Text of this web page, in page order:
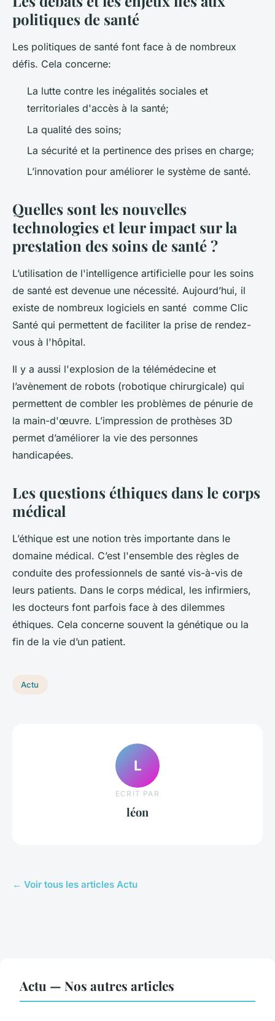
politiques de santé
Les politiques de santé font face à de nombreux
défis. Cela concerne:
La lutte contre les inégalités sociales et
territoriales d'accès à la santé;
La qualité des soins;
La sécurité et la pertinence des prises en charge;
L’innovation pour améliorer le système de santé.
Quelles sont les nouvelles
technologies et leur impact sur la
prestation des soins de santé ?
L’utilisation de l'intelligence artificielle pour les soins
de santé est devenue une nécessité. Aujourd’hui, il
existe de nombreux logiciels en santé comme Clic
Santé qui permettent de faciliter la prise de rendez-
vous à l'hôpital.
Il y a aussi l'explosion de la télémédecine et
l’avènement de robots (robotique chirurgicale) qui
permettent de combler les problèmes de pénurie de
la main-d'œuvre. L’impression de prothèses 3D
permet d’améliorer la vie des personnes
handicapées.
Les questions éthiques dans le corps
médical
L’éthique est une notion très importante dans le
domaine médical. C’est l'ensemble des règles de
conduite des professionnels de santé vis-à-vis de
leurs patients. Dans le corps médical, les infirmiers,
les docteurs font parfois face à des dilemmes
éthiques. Cela concerne souvent la génétique ou la
fin de la vie d’un patient.
Actu
L
ECRIT PAR
léon
← Voir tous les articles Actu
Actu — Nos autres articles